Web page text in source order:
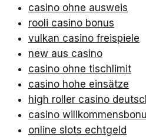
casino ohne ausweis
rooli casino bonus
vulkan casino freispiele
new aus casino
casino ohne tischlimit
casino hohe einsätze
high roller casino
casino
online slots echtgeld